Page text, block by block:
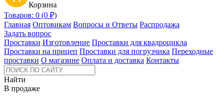
Корзина
Товаров: 0 (0 ₽)
Главная Оптовикам Вопросы и Ответы Распродажа
Задать вопрос
Проставки Изготовление Проставки для квадроцикла
Проставки на прицеп Проставки для погрузчика Переходные
проставки О магазине Оплата и доставка Контакты
Найти
В продаже